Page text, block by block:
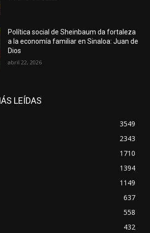
Política social de Sheinbaum da fortaleza
a la economía familiar en Sinaloa: Juan de
Dios
abril 22, 2026
LEÍDAS
3549
2343
1710
1394
1149
637
558
432